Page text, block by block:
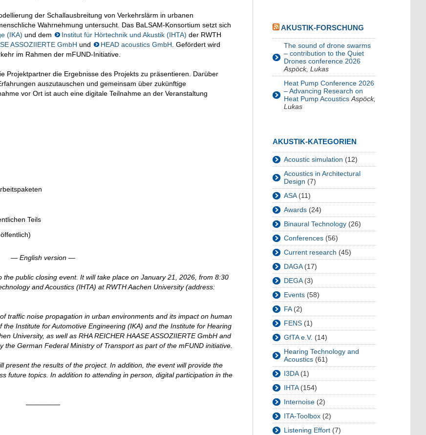
der Schallausbreitung von Verkehrslärm in urbanen
Wahrnehmung untersucht. Das BaLSAM-Konsortium setzt sich
(IKA) und dem Institut für Hörtechnik und Akustik (IHTA) der RWTH
ASSOZIIERTE GmbH und HEAD acoustics GmbH . Gefördert wird
im Rahmen der mFUND-Initiative.
Projektpartner die Ergebnisse des Projekts zu präsentieren. Darüber
auszutauschen und gemeinsam über zukünftige
vor Ort ist auch eine digitale Teilnahme an der Veranstaltung
Teils
— English version —
public closing event. It will take place on January 21, 2026, from 8:30
and Acoustics (IHTA) at RWTH Aachen University (address:
traffic noise propagation in urban environments and its impact on human
Institute for Automotive Engineering (IKA) and the Institute for Hearing
University, as well as RHA REICHER HAASE ASSOZIIERTE GmbH and
the German Federal Ministry of Transport as part of the mFUND initiative.
present the results of the project. In addition, the event will provide the
future topics. In addition to attending in person, digital participation in the
—————
AKUSTIK-FORSCHUNG
The sound of drone swarms
– contribution to the Quiet
Drones conference 2026
Aspöck, Lukas
Heat Pump Conference 2026
– Advancing Research on
Heat Pump Acoustics Aspöck,
Lukas
AKUSTIK-KATEGORIEN
Acoustic simulation (12)
Acoustics in Architectural
Design (7)
ASA(11)
Awards (24)
Binaural Technology (26)
Conferences (56)
Current research (45)
DAGA(17)
DEGA(3)
Events (58)
FA(2)
FENS (1)
GfTA e.V. (14)
Hearing Technology and
Acoustics (61)
I3DA(1)
IHTA(154)
Internoise (2)
ITA-Toolbox (2)
Listening Effort (7)